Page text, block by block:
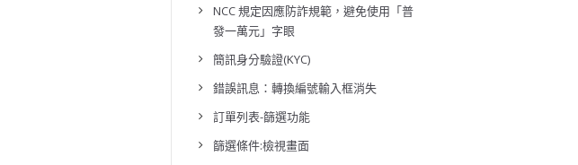
NCC 規定因應防詐規範，避免使用「普
發一萬元」字眼
簡訊身分驗證(KYC)
錯誤訊息：轉換編號輸入框消失
訂單列表-篩選功能
篩選條件:檢視畫面